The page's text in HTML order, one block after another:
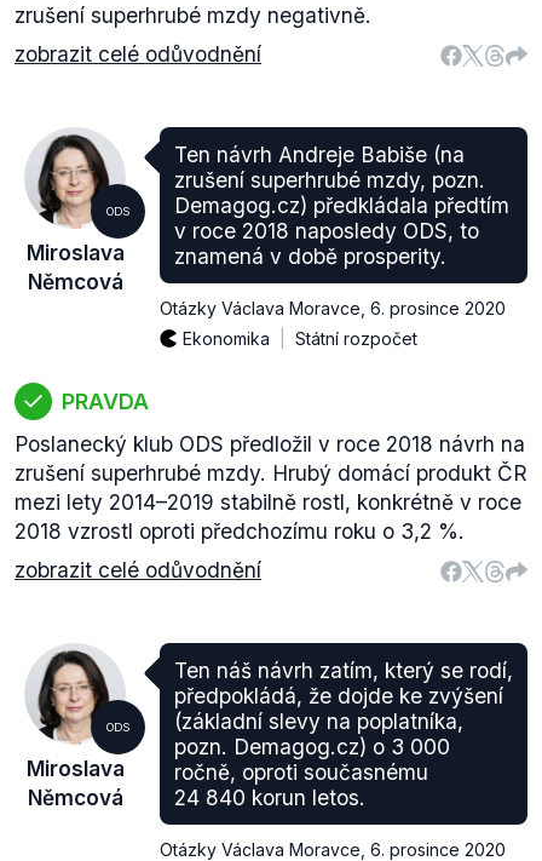
zrušení superhrubé mzdy negativně.
zobrazit celé odůvodnění
ODS
Miroslava
Němcová
Ten návrh Andreje Babiše (na
zrušení superhrubé mzdy, pozn.
Demagog.cz) předkládala předtím
v roce 2018 naposledy ODS, to
znamená v době prosperity.
Otázky Václava Moravce 6. prosince 2020
Ekonomika
Státní rozpočet
PRAVDA
Poslanecký klub ODS předložil v roce 2018 návrh na
zrušení superhrubé mzdy. Hrubý domácí produkt ČR
mezi lety 2014–2019 stabilně rostl, konkrétně v roce
2018 vzrostl oproti předchozímu roku o 3,2 %.
zobrazit celé odůvodnění
ODS
Miroslava
Němcová
Ten náš návrh zatím, který se rodí,
předpokládá, že dojde ke zvýšení
(základní slevy na poplatníka,
pozn. Demagog.cz) o 3 000
ročně, oproti současnému
24 840 korun letos.
Otázky Václava Moravce 6. prosince 2020